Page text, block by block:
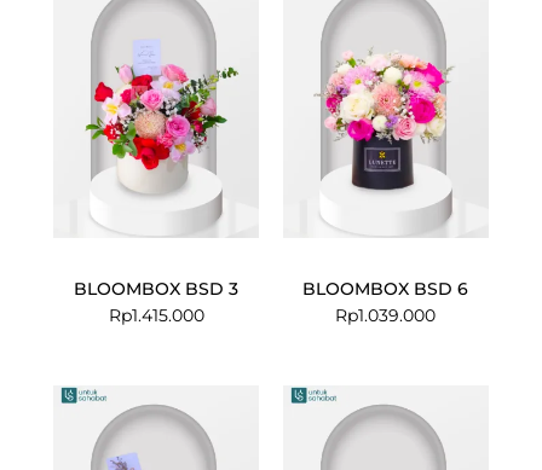
BLOOMBOX BSD 3
Rp1.415.000
BLOOMBOX BSD 6
Rp1.039.000